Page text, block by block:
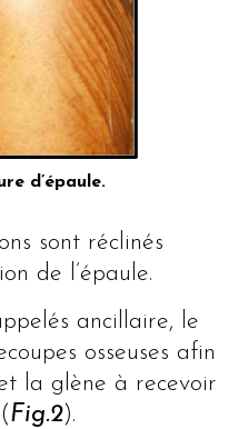
d’épaule.
sont réclinés
de l’épaule.
ancillaire, le
osseuses afin
la glène à recevoir
Fig.2).